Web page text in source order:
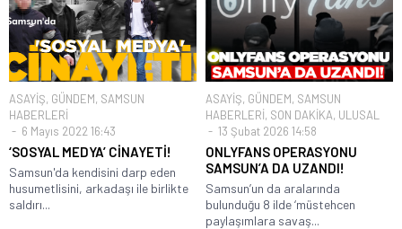
ASAYİŞ, GÜNDEM, SAMSUN
HABERLERİ
6 Mayıs 2022 16:43
‘SOSYAL MEDYA’ CİNAYETİ!
Samsun'da kendisini darp eden
husumetlisini, arkadaşı ile birlikte
saldırı...
ASAYİŞ, GÜNDEM, SAMSUN
HABERLERİ, SON DAKİKA, ULUSAL
13 Şubat 2026 14:58
ONLYFANS OPERASYONU
SAMSUN’A DA UZANDI!
Samsun’un da aralarında
bulunduğu 8 ilde ‘müstehcen
paylaşımlara savaş...